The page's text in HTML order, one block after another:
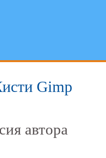
Gimp
автора